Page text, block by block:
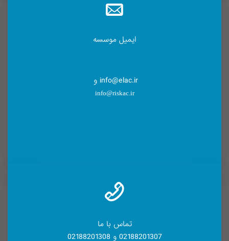
ایمیل موسسه
info@elac.ir و
info@riskac.ir
تماس با ما
02188201307 و 02188201308